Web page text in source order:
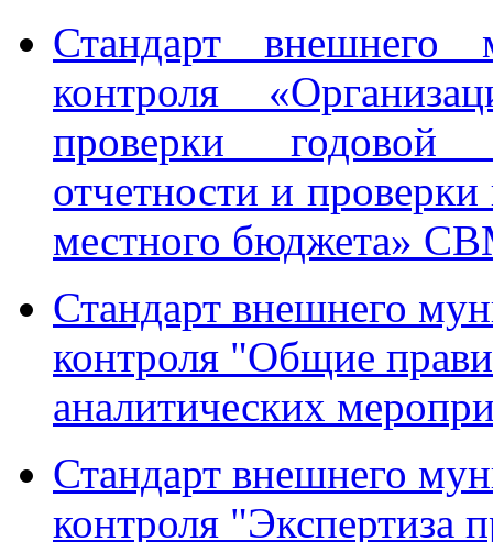
Стандарт внешнего
контроля
проверки годовой
отчетности и
местного бюджета»
Стандарт внешнего
контроля "Общие
аналитических
Стандарт внешнего
контроля "Экспертиза